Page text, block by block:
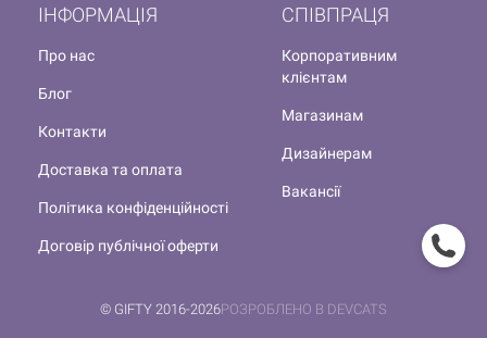
СПІВПРАЦЯ
Корпоративним
клієнтам
Магазинам
Дизайнерам
Вакансії
ІНФОРМАЦІЯ
Про нас
Блог
Контакти
Доставка та оплата
Політика конфіденційності
Договір публічної оферти
© GIFTY 2016-2026РОЗРОБЛЕНО В DEVCATS